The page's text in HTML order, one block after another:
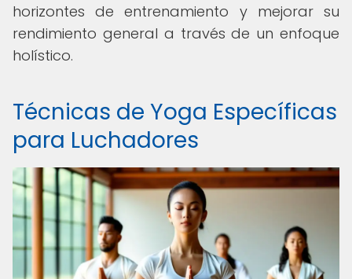
horizontes de entrenamiento y mejorar su
rendimiento general a través de un enfoque
holístico.
Técnicas de Yoga Específicas
para Luchadores